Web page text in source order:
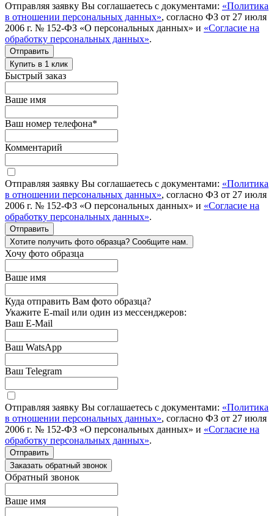
Отправляя заявку Вы соглашаетесь с документами: «Политика
в отношении персональных данных», согласно ФЗ от 27 июля
2006 г. № 152-ФЗ «О персональных данных» и «Согласие на
обработку персональных данных».
Отправить
Купить в 1 клик
Быстрый заказ
Ваше имя
Ваш номер телефона*
Комментарий
Отправляя заявку Вы соглашаетесь с документами: «Политика
в отношении персональных данных», согласно ФЗ от 27 июля
2006 г. № 152-ФЗ «О персональных данных» и «Согласие на
обработку персональных данных».
Отправить
Хотите получить фото образца? Сообщите нам.
Хочу фото образца
Ваше имя
Куда отправить Вам фото образца?
Укажите E-mail или один из мессенджеров:
Ваш E-Mail
Ваш WatsApp
Ваш Telegram
Отправляя заявку Вы соглашаетесь с документами: «Политика
в отношении персональных данных», согласно ФЗ от 27 июля
2006 г. № 152-ФЗ «О персональных данных» и «Согласие на
обработку персональных данных».
Отправить
Заказать обратный звонок
Обратный звонок
Ваше имя